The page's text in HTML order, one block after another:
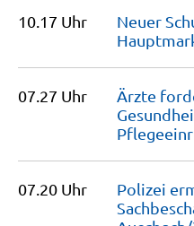
10.17 Uhr
Neuer
07.27 Uhr
Ärzte
07.20 Uhr
Polizei